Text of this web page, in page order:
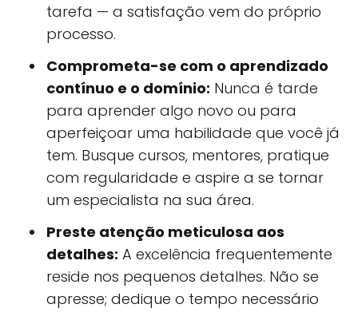
tarefa — a satisfação vem do próprio
processo.
Comprometa-se com o aprendizado
contínuo e o domínio: Nunca é tarde
para aprender algo novo ou para
aperfeiçoar uma habilidade que você já
tem. Busque cursos, mentores, pratique
com regularidade e aspire a se tornar
um especialista na sua área.
Preste atenção meticulosa aos
detalhes: A excelência frequentemente
reside nos pequenos detalhes. Não se
apresse; dedique o tempo necessário